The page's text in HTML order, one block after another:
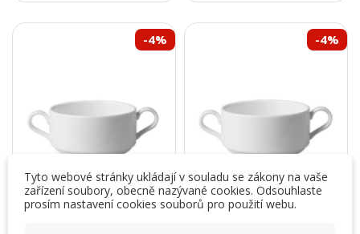
-4% -4%
Tyto webové stránky ukládají v souladu se zákony na vaše
zařízení soubory, obecně nazývané cookies. Odsouhlaste
prosím nastavení cookies souborů pro použití webu.